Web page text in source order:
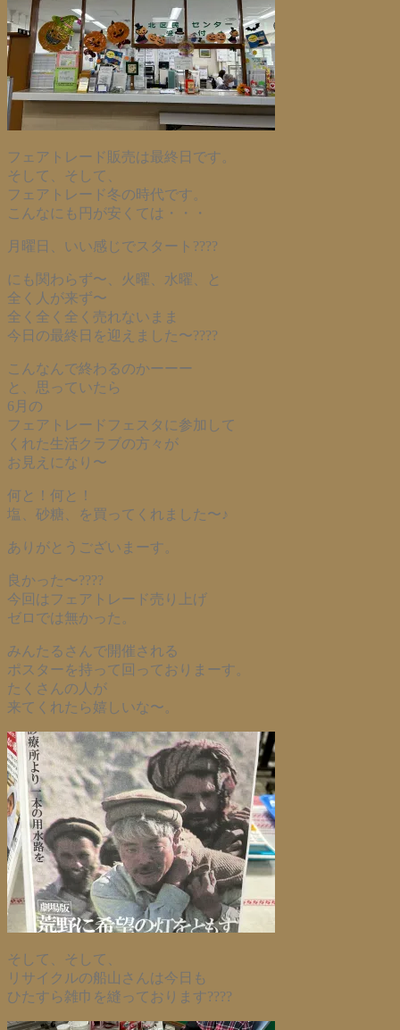
フェアトレード販売は最終日です。
そして、そして、
フェアトレード冬の時代です。
こんなにも円が安くては・・・
月曜日、いい感じでスタート????
にも関わらず〜、火曜、水曜、と
全く人が来ず〜
全く全く全く売れないまま
今日の最終日を迎えました〜????
こんなんで終わるのかーーー
と、思っていたら
6月の
フェアトレードフェスタに参加して
くれた生活クラブの方々が
お見えになり〜
何と！何と！
塩、砂糖、を買ってくれました〜♪
ありがとうございまーす。
良かった〜????
今回はフェアトレード売り上げ
ゼロでは無かった。
みんたるさんで開催される
ポスターを持って回っておりまーす。
たくさんの人が
来てくれたら嬉しいな〜。
そして、そして、
リサイクルの船山さんは今日も
ひたすら雑巾を縫っております????